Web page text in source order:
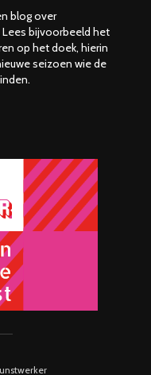
blog over
Lees bijvoorbeeld het
op het doek, hierin
seizoen wie de